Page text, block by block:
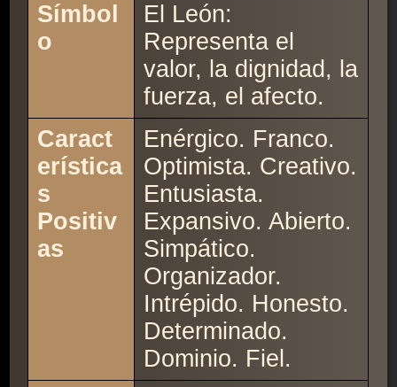
Símbol
o
El León:
Representa el
valor, la dignidad, la
fuerza, el afecto.
Caract
erística
s
Positiv
as
Enérgico. Franco.
Optimista. Creativo.
Entusiasta.
Expansivo. Abierto.
Simpático.
Organizador.
Intrépido. Honesto.
Determinado.
Dominio. Fiel.